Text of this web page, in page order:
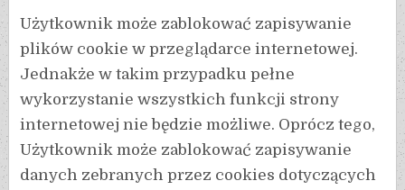
Użytkownik może zablokować zapisywanie
plików cookie w przeglądarce internetowej.
Jednakże w takim przypadku pełne
wykorzystanie wszystkich funkcji strony
internetowej nie będzie możliwe. Oprócz tego,
Użytkownik może zablokować zapisywanie
danych zebranych przez cookies dotyczących